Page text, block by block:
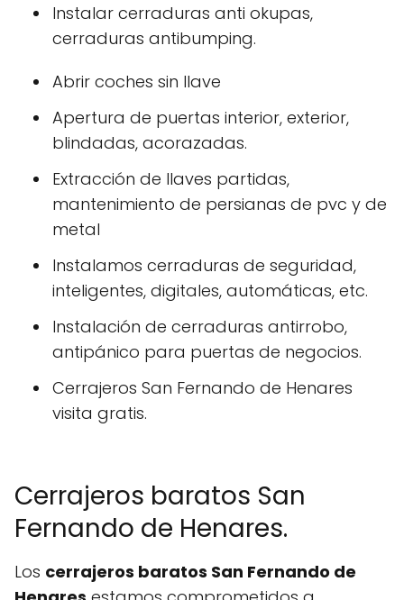
Instalar cerraduras anti okupas,
cerraduras antibumping.
Abrir coches sin llave
Apertura de puertas interior, exterior,
blindadas, acorazadas.
Extracción de llaves partidas,
mantenimiento de persianas de pvc y de
metal
Instalamos cerraduras de seguridad,
inteligentes, digitales, automáticas, etc.
Instalación de cerraduras antirrobo,
antipánico para puertas de negocios.
Cerrajeros San Fernando de Henares
visita gratis.
Cerrajeros baratos San
Fernando de Henares.
Los cerrajeros baratos San Fernando de